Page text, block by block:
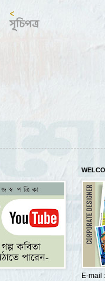
<
সূচিপত্র
E-mail